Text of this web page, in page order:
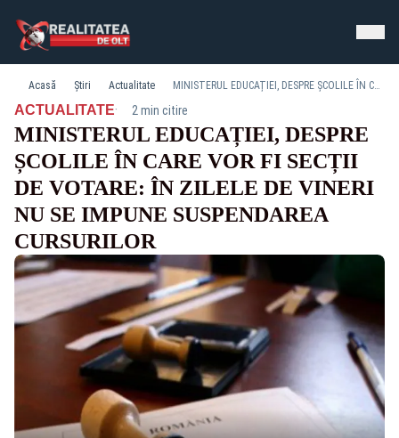
Acasă Știri Actualitate MINISTERUL EDUCAȚIEI, DESPRE ȘCOLILE ÎN CARE VOR FI SECȚII DE VOTARE: ÎN ZILELE DE VINERI NU SE IMPUNE SUSPENDAREA CURSURILOR
ACTUALITATE· 2 min citire
MINISTERUL EDUCAȚIEI, DESPRE
ȘCOLILE ÎN CARE VOR FI SECȚII
DE VOTARE: ÎN ZILELE DE VINERI
NU SE IMPUNE SUSPENDAREA
CURSURILOR